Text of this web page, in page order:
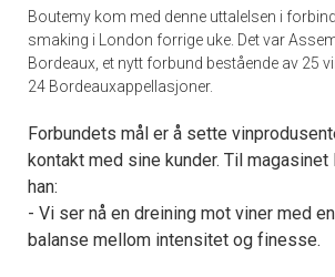
Boutemy kom med denne uttalelsen i
smaking i London forrige uke. Det var
Bordeaux, et nytt forbund bestående av 25
24 Bordeauxappellasjoner.
Forbundets mål er å sette
kontakt med sine kunder. Til magasinet
han:
- Vi ser nå en dreining mot viner med
balanse mellom intensitet og finesse.